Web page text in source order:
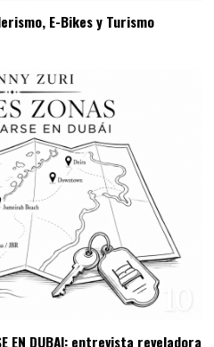
E-Bikes y Turismo
EN DUBAI: entrevista reveladora